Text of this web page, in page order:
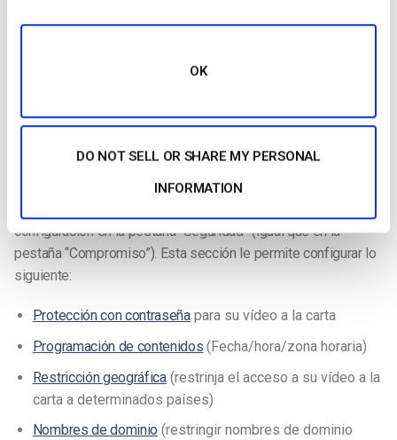
OK
DO NOT SELL OR SHARE MY PERSONAL
INFORMATION
configuración en la pestaña “Seguridad” (igual que en la
pestaña “Compromiso”). Esta sección le permite configurar lo
siguiente:
Protección con contraseña para su vídeo a la carta
Programación de contenidos (Fecha/hora/zona horaria)
Restricción geográfica (restrinja el acceso a su vídeo a la
carta a determinados países)
Nombres de dominio (restringir nombres de dominio